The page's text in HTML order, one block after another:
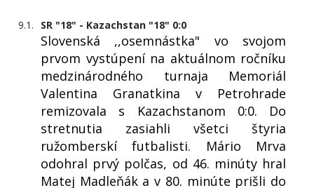
9.1. SR "18" - Kazachstan "18" 0:0
Slovenská ,,osemnástka" vo svojom
prvom vystúpení na aktuálnom ročníku
medzinárodného turnaja Memoriál
Valentina Granatkina v Petrohrade
remizovala s Kazachstanom 0:0. Do
stretnutia zasiahli všetci štyria
ružomberskí futbalisti. Mário Mrva
odohral prvý polčas, od 46. minúty hral
Matej Madleňák a v 80. minúte prišli do